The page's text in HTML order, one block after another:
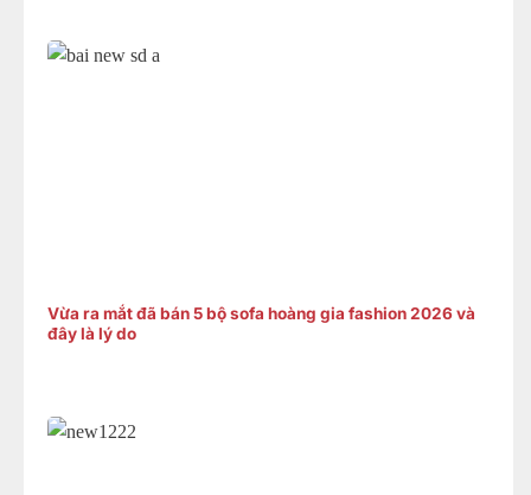
Vừa ra mắt đã bán 5 bộ sofa hoàng gia fashion 2026 và
đây là lý do